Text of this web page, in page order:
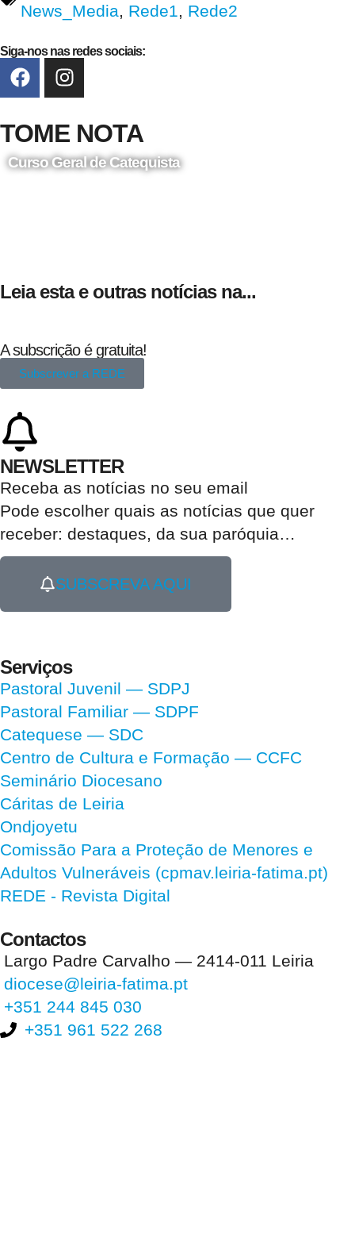
News_Media, Rede1, Rede2
Siga-nos nas redes sociais:
TOME NOTA
Curso Geral de Catequista
Leia esta e outras notícias na...
A subscrição é gratuita!
Subscrever a REDE
NEWSLETTER
Receba as notícias no seu email​
Pode escolher quais as notícias que quer
receber: destaques, da sua paróquia…
SUBSCREVA AQUI
Serviços
Pastoral Juvenil — SDPJ
Pastoral Familiar — SDPF
Catequese — SDC
Centro de Cultura e Formação — CCFC
Seminário Diocesano
Cáritas de Leiria
Ondjoyetu
Comissão Para a Proteção de Menores e
Adultos Vulneráveis (cpmav.leiria-fatima.pt)
REDE - Revista Digital
Contactos
Largo Padre Carvalho — 2414-011 Leiria
diocese@leiria-fatima.pt
+351 244 845 030
+351 961 522 268